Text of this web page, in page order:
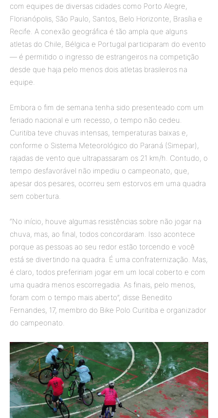
com equipes de diversas cidades como Porto Alegre,
Florianópolis, São Paulo, Santos, Belo Horizonte, Brasília e
Recife. A conexão geográfica é tão ampla que alguns
atletas do Chile, Bélgica e Portugal participaram do evento
— é permitido o ingresso de estrangeiros na competição
desde que haja pelo menos dois atletas brasileiros na
equipe.
Embora o fim de semana tenha sido presenteado com um
feriado nacional e um recesso, o tempo não cedeu.
Curitiba teve chuvas intensas, temperaturas baixas e,
conforme o Sistema Meteorológico do Paraná (Simepar),
rajadas de vento que ultrapassaram os 21 km/h. Contudo, o
tempo desfavorável não impediu o campeonato, que,
apesar dos pesares, ocorreu sem estorvos em uma quadra
sem cobertura.
“No início, houve algumas resistências sobre não jogar na
chuva, mas, ao final, todos concordaram. Isso acontece
porque as pessoas ao seu redor estão torcendo e você
está se divertindo na quadra. É uma confraternização. Mas,
é claro, todos prefeririam jogar em um local coberto e com
uma quadra menos escorregadia. As finais, pelo menos,
foram com o tempo mais aberto”, disse Benedito
Fernandes, 17, membro do Bike Polo Curitiba e organizador
do campeonato.